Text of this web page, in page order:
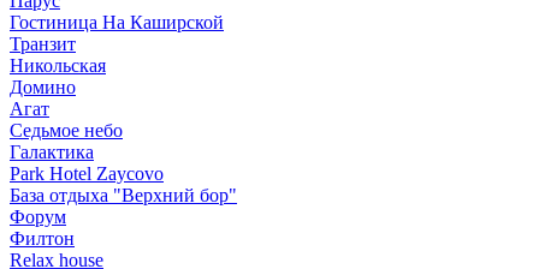
Гостиница На Каширской
Транзит
Никольская
Домино
Агат
Седьмое небо
Галактика
Park Hotel Zaycovo
База отдыха "Верхний бор"
Форум
Филтон
Relax house